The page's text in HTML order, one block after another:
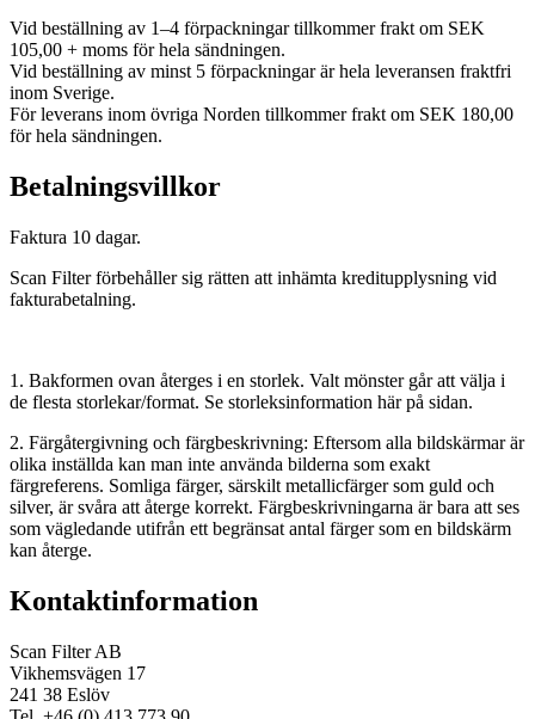
Vid beställning av 1–4 förpackningar tillkommer frakt om SEK
105,00 + moms för hela sändningen.
Vid beställning av minst 5 förpackningar är hela leveransen fraktfri
inom Sverige.
För leverans inom övriga Norden tillkommer frakt om SEK 180,00
för hela sändningen.
Betalningsvillkor
Faktura 10 dagar.
Scan Filter förbehåller sig rätten att inhämta kreditupplysning vid
fakturabetalning.
1. Bakformen ovan återges i en storlek. Valt mönster går att välja i
de flesta storlekar/format. Se storleksinformation här på sidan.
2. Färgåtergivning och färgbeskrivning: Eftersom alla bildskärmar är
olika inställda kan man inte använda bilderna som exakt
färgreferens. Somliga färger, särskilt metallicfärger som guld och
silver, är svåra att återge korrekt. Färgbeskrivningarna är bara att ses
som vägledande utifrån ett begränsat antal färger som en bildskärm
kan återge.
Kontaktinformation
Scan Filter AB
Vikhemsvägen 17
241 38 Eslöv